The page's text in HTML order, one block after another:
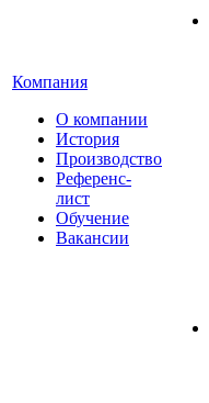
Компания
О компании
История
Производство
Референс-
лист
Обучение
Вакансии